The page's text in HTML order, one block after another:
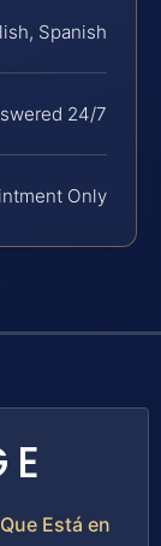
Spanish
24/7
Only
Está en